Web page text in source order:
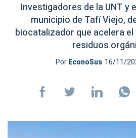
Investigadores de la UNT y
municipio de Tafí Viejo,
biocatalizador que acelera
residuos
PorEconoSus 16/11/